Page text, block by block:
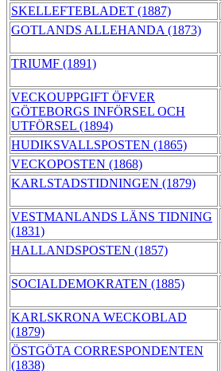
SKELLEFTEBLADET (1887)
GOTLANDS ALLEHANDA (1873)
TRIUMF (1891)
VECKOUPPGIFT ÖFVER
GÖTEBORGS INFÖRSEL OCH
UTFÖRSEL (1894)
HUDIKSVALLSPOSTEN (1865)
VECKOPOSTEN (1868)
KARLSTADSTIDNINGEN (1879)
VESTMANLANDS LÄNS TIDNING
(1831)
HALLANDSPOSTEN (1857)
SOCIALDEMOKRATEN (1885)
KARLSKRONA WECKOBLAD
(1879)
ÖSTGÖTA CORRESPONDENTEN
(1838)